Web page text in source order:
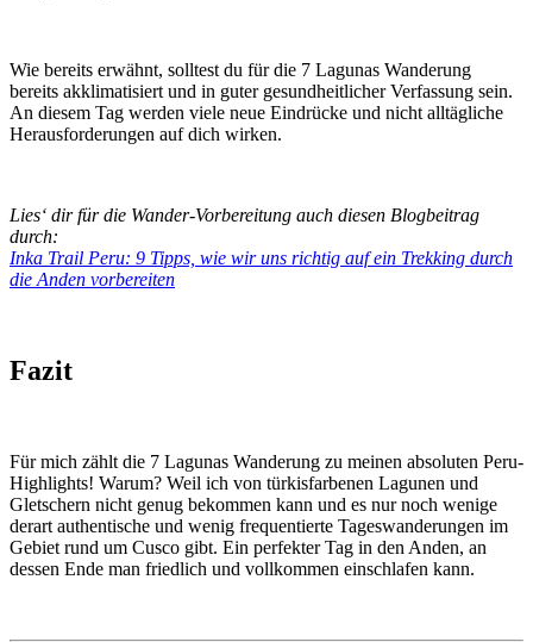
Wie bereits erwähnt, solltest du für die 7 Lagunas Wanderung
bereits akklimatisiert und in guter gesundheitlicher Verfassung sein.
An diesem Tag werden viele neue Eindrücke und nicht alltägliche
Herausforderungen auf dich wirken.
Lies‘ dir für die Wander-Vorbereitung auch diesen Blogbeitrag
durch:
Inka Trail Peru: 9 Tipps, wie wir uns richtig auf ein Trekking durch
die Anden vorbereiten
Fazit
Für mich zählt die 7 Lagunas Wanderung zu meinen absoluten Peru-
Highlights! Warum? Weil ich von türkisfarbenen Lagunen und
Gletschern nicht genug bekommen kann und es nur noch wenige
derart authentische und wenig frequentierte Tageswanderungen im
Gebiet rund um Cusco gibt. Ein perfekter Tag in den Anden, an
dessen Ende man friedlich und vollkommen einschlafen kann.